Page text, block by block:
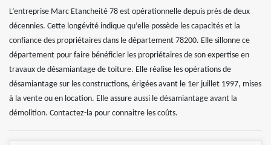
L’entreprise Marc Etancheité 78 est opérationnelle depuis près de deux
décennies. Cette longévité indique qu’elle possède les capacités et la
confiance des propriétaires dans le département 78200. Elle sillonne ce
département pour faire bénéficier les propriétaires de son expertise en
travaux de désamiantage de toiture. Elle réalise les opérations de
désamiantage sur les constructions, érigées avant le 1er juillet 1997, mises
à la vente ou en location. Elle assure aussi le désamiantage avant la
démolition. Contactez-la pour connaitre les coûts.